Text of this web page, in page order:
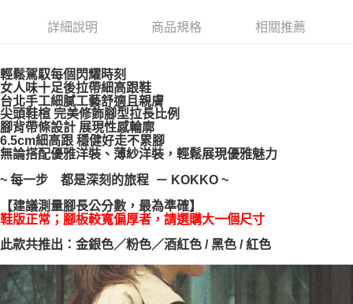
２．便利：只要手機號碼，簡訊認證，即可結帳。
【「AFTEE先享後付」結帳流程】
１．於結帳方式選擇「AFTEE先享後付」後，將跳轉至「AFTEE先享後付」
結帳頁面，進行簡訊認證並確認金額後，即可完成結帳。
２．訂單成立數日內，您將收到繳費通知簡訊。
３．收到繳費通知簡訊後14天內，點擊此簡訊中的連結，可透過四大超商／
ATM／網路銀行／等多元方式進行付款，方視為交易完成。
※ 請注意：結帳手續完成當下不需立刻繳費，但若您需要取消訂單，請聯絡
後付繳納相關費用。
※ 交易是否成功請以「AFTEE先享後付 」之結帳頁面顯示為準，若有關於
是否繳費成功／繳費後需取消欲退款等相關疑問，請聯繫「AFTEE先享後付
客戶支援中心」https://netprotections.freshdesk.com/support/home
【注意事項】
１．透過由恩沛科技股份有限公司提供之「AFTEE先享後付」服務完成之交
易，需依本服務之必要範圍內提供個人資料，並將交易相關給付款項請求債
權轉讓予恩沛科技股份有限公司。
運送方式
每筆NT$100，滿NT$999(含以上)免運費
詳細說明 商品規格 相關推薦
輕鬆駕馭每個閃耀時刻
女人味十足後拉帶細高跟鞋
台北手工細膩工藝舒適且親膚
尖頭鞋楦 完美修飾腳型拉長比例
腳背帶條設計 展現性感輪廓
6.5cm細高跟 穩健好走不累腳
無論搭配優雅洋裝、薄紗洋裝，輕鬆展現優雅魅力
~ 每一步 都是深刻的旅程 － KOKKO ~
【建議測量腳長公分數，最為準確】
鞋版正常；腳板較寬偏厚者，請選購大一個尺寸
此款共推出：金銀色／粉色／酒紅色 / 黑色 / 紅色